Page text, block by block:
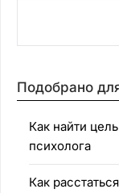
Подобрано
Как найти
психолога
Как